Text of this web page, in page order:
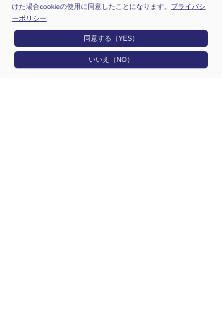
けた場合cookieの使用に同意したことになります。 プライバシ
ーポリシー
いいえ（NO）
同意する（YES）
製品情報